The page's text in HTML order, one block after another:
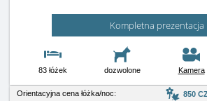
Kompletna prezentacja
83 łóżek dozwolone Kamera
Orientacyjna cena łóżka/noc: 850